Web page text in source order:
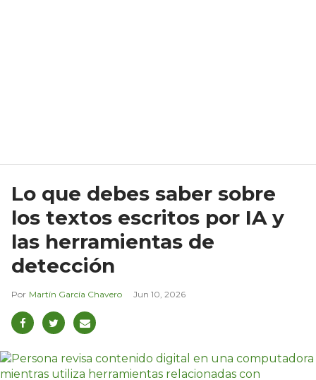
Lo que debes saber sobre
los textos escritos por IA y
las herramientas de
detección
Martín García Chavero Jun 10, 2026